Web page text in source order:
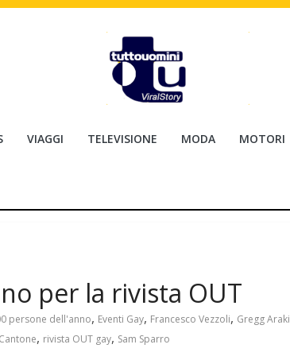
VIAGGI TELEVISIONE MODA MOTORI
per la rivista OUT
persone dell'anno, Eventi Gay, Francesco Vezzoli, Gregg Araki
, rivista OUT gay, Sam Sparro